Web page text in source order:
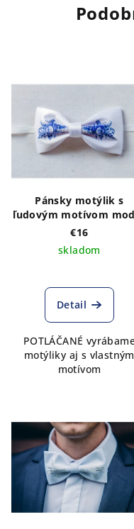
Pánsky motýlik s
ľudovým motívom
kvietok POTLAČ
€16
skladom
Detail
POTLÁČANÉ
motýliky aj s vlastným
motívom